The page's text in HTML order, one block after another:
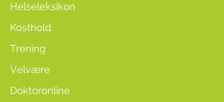
Helseleksikon
Kosthold
Trening
Velvære
Doktoronline